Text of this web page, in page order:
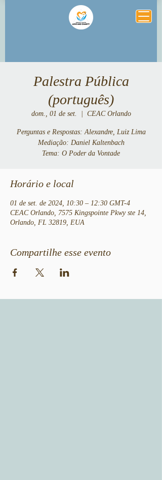
Palestra Pública
(português)
dom., 01 de set. CEAC Orlando
Perguntas e Respostas: Alexandre, Luiz Lima
Mediação: Daniel Kaltenbach
Tema: O Poder da Vontade
Horário e local
01 de set. de 2024, 10:30 – 12:30 GMT-4
CEAC Orlando, 7575 Kingspointe Pkwy ste 14,
Orlando, FL 32819, EUA
Compartilhe esse evento